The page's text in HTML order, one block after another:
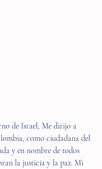
de Israel, Me dirijo a
como ciudadana del
y en nombre de todos
la justicia y la paz. Mi